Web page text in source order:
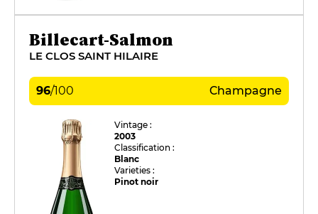
Billecart-Salmon
LE CLOS SAINT HILAIRE
96/100 Champagne
Vintage :
2003
Classification :
Blanc
Varieties :
Pinot noir